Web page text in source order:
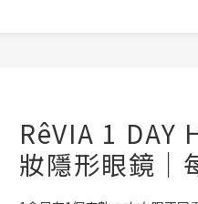
RêVIA 1 DAY
妝隱形眼鏡｜